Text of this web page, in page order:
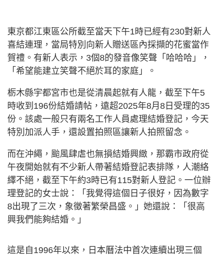
東京都江東區公所截至當天下午1時已經有230對新人
喜結連理，當局特別向新人贈送區內採擷的花蜜當作
賀禮。 有新人表示，3個8的發音像笑聲「哈哈哈」，
「希望能建立笑聲不絕於耳的家庭」。
栃木縣宇都宮市也是從清晨起就有人龍，截至下午5
時收到196份結婚請帖，遠超2025年8月8日受理的35
份。該處一般只有兩名工作人員處理結婚登記，今天
特別加派人手，還設置拍照區讓新人拍照留念。
而在沖繩，颱風肆虐也無損結婚興緻，那霸市政府從
午夜開始就有不少新人帶著結婚登記表排隊，人潮絡
繹不絕，截至下午約3時已有115對新人登記。一位辦
理登記的女士說：「我覺得這個日子很好，因為數字
8出現了三次，象徵著繁榮昌盛。」她還說：「很高
興我們能夠結婚。」
這是自1996年以來，日本曆法中首次連續出現三個